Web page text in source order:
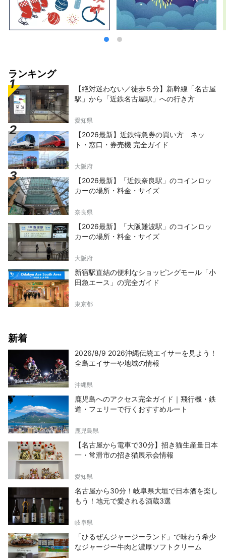
ランキング
【絶対迷わない／徒歩５分】新幹線「名古屋
駅」から「近鉄名古屋駅」への行き方
愛知県
【2026最新】近鉄特急券の買い方 ネッ
ト・窓口・券売機 完全ガイド
大阪府
【2026最新】「近鉄奈良駅」のコインロッ
カーの場所・料金・サイズ
奈良県
【2026最新】「大阪難波駅」のコインロッ
カーの場所・料金・サイズ
大阪府
新宿駅直結の便利なショッピングモール「小
田急エース」の完全ガイド
東京都
新着
2026/8/9 2026沖縄伝統エイサーを見よう！
全島エイサーや地域の情報
沖縄県
鹿児島へのアクセス完全ガイド｜飛行機・鉄
道・フェリーで行くおすすめルート
鹿児島県
【名古屋から電車で30分】招き猫生産量日本
一・常滑市の招き猫展示会情報
愛知県
名古屋から30分！岐阜県大垣で日本酒を楽し
もう！地元で愛される酒蔵3選
岐阜県
「ひるぜんジャージーランド」で味わう希少
なジャージー牛肉と濃厚ソフトクリーム